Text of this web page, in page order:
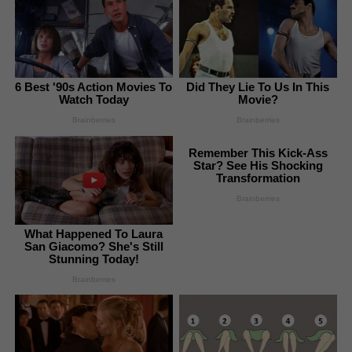
6 Best '90s Action Movies To
Watch Today
Brainberries
Did They Lie To Us In This
Movie?
Brainberries
What Happened To Laura
San Giacomo? She's Still
Stunning Today!
Brainberries
Remember This Kick-Ass
Star? See His Shocking
Transformation
Brainberries